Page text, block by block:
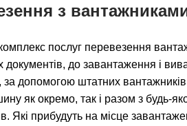
з
послуг перевезення
до завантаження і
за допомогою штатних
як окремо, так і разом з будь-
Які прибудуть на місце